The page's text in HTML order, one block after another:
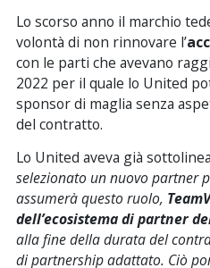
Lo scorso anno il marchio
volontà di non rinnovare l’
con le parti che avevano
2022 per il quale lo United
sponsor di maglia senza
del contratto.
Lo United aveva già
selezionato un nuovo partner
assumerà questo ruolo,
dell’ecosistema di partner
alla fine della durata del
di partnership adattato. Ciò